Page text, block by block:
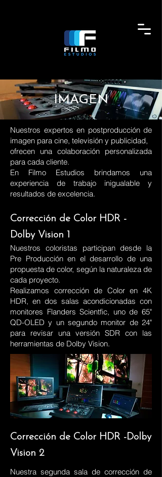
IMAGEN
Nuestros expertos en postproducción de
imagen para cine, televisión y publicidad,
ofrecen una colaboración personalizada
para cada cliente.
En Filmo Estudios brindamos una
experiencia de trabajo inigualable y
resultados de excelencia.
Corrección de Color HDR -
Dolby Vision 1
Nuestros coloristas participan desde la
Pre Producción en el desarrollo de una
propuesta de color, según la naturaleza de
cada proyecto.
Realizamos corrección de Color en 4K
HDR, en dos salas acondicionadas con
monitores Flanders Scientfic, uno de 65"
QD-OLED y un segundo monitor de 24"
para revisar una versión SDR con las
herramientas de Dolby Vision.
Corrección de Color HDR -Dolby
Vision 2
Nuestra segunda sala de corrección de